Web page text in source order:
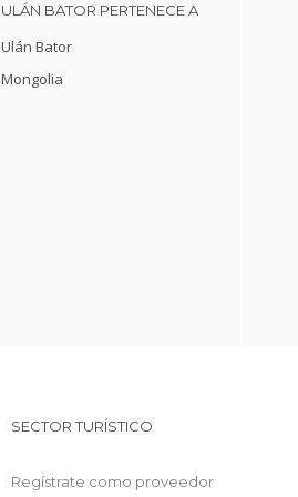
ULÁN BATOR PERTENECE A
Ulán Bator
Mongolia
SECTOR TURÍSTICO
Regístrate como proveedor